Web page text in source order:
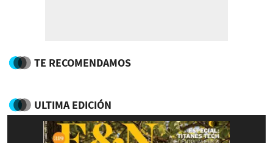
TE RECOMENDAMOS
ULTIMA EDICIÓN